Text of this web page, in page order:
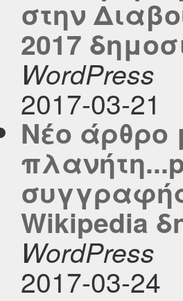
στην
2017
WordPress
2017-03-21
Νέο άρθρο
Wikipedia
WordPress
2017-03-24